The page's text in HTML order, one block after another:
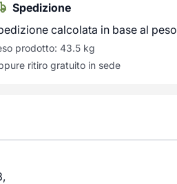
Spedizione
calcolata in base al peso
prodotto: 43.5 kg
ritiro gratuito in sede